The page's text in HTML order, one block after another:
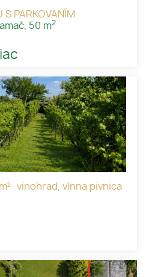
S PARKOVANÍM
50 m2
vinohrad, vínna pivnica